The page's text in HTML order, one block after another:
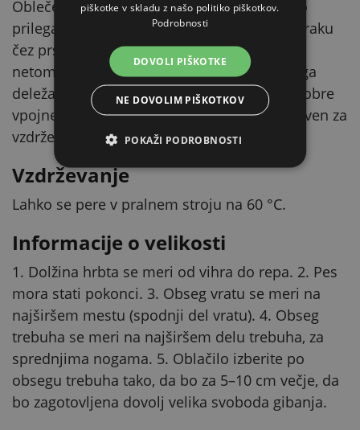
Obleče se hitro in enostavno. Kužku se lepo
prilega zaradi zategovanja pri ovratniku in traku
čez prsni koš. Pod repom se zapne z dvema
netoma, zato ne drsi z zadka. Zaradi visokega
deleža terylena ima ta pasji kopalni plašč dobre
vpojne lastnosti – odlično vpija in je enostaven za
vzdrževanje.
Vzdrževanje
Lahko se pere v pralnem stroju na 60 °C.
Informacije o velikosti
1. Dolžina hrbta se meri od vihra do repa. 2. Pes
mora stati pokonci. 3. Obseg vratu se meri na
najširšem mestu (spodnji del vratu). 4. Obseg
trebuha se meri na najširšem delu trebuha, za
sprednjima nogama. 5. Oblačilo izberite po
obsegu trebuha tako, da bo za 5–10 cm večje, da
bo zagotovljena dovolj velika svoboda gibanja.
piškotke v skladu z našo politiko piškotkov.
Podrobnosti
DOVOLI PIŠKOTKE
NE DOVOLIM PIŠKOTKOV
POKAŽI PODROBNOSTI